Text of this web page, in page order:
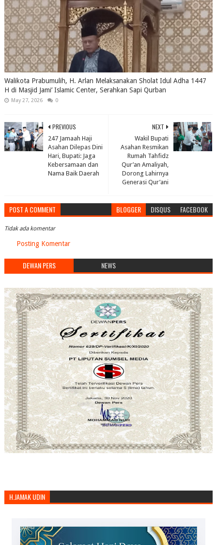
Walikota Prabumulih, H. Arlan Melaksanakan Sholat Idul Adha 1447
H di Masjid Jami’ Islamic Center, Serahkan Sapi Qurban
May 27, 2026 0
NEXT
Wakil Bupati
Asahan Resmikan
Rumah Tahfidz
Qur’an Amaliyah,
Dorong Lahirnya
Generasi Qur’ani
PREVIOUS
247 Jamaah Haji
Asahan Dilepas Dini
Hari, Bupati: Jaga
Kebersamaan dan
Nama Baik Daerah
POST A COMMENT BLOGGER DISQUS FACEBOOK
Tidak ada komentar
Posting Komentar
DEWAN PERS NEWS
H.JAMAK UDIN